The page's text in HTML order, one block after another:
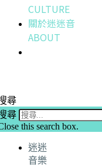
CULTURE
關於迷迷音
ABOUT
尋
尋
this search box.
迷迷
音樂